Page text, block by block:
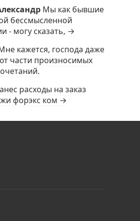
Мы как бывшие
бессмысленной
- могу сказать, →
кажется, господа даже
части произносимых
расходы на заказ
форэкс ком →